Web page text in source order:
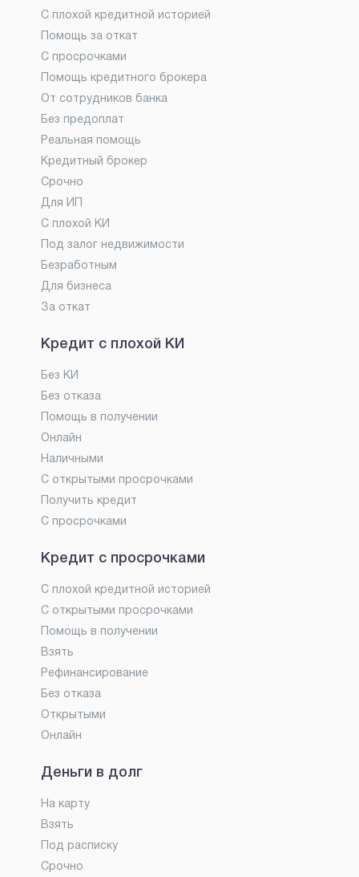
С плохой кредитной историей
Помощь за откат
С просрочками
Помощь кредитного брокера
От сотрудников банка
Без предоплат
Реальная помощь
Кредитный брокер
Срочно
Для ИП
С плохой КИ
Под залог недвижимости
Безработным
Для бизнеса
За откат
Кредит с плохой КИ
Без КИ
Без отказа
Помощь в получении
Онлайн
Наличными
С открытыми просрочками
Получить кредит
С просрочками
Кредит с просрочками
С плохой кредитной историей
С открытыми просрочками
Помощь в получении
Взять
Рефинансирование
Без отказа
Открытыми
Онлайн
Деньги в долг
На карту
Взять
Под расписку
Срочно